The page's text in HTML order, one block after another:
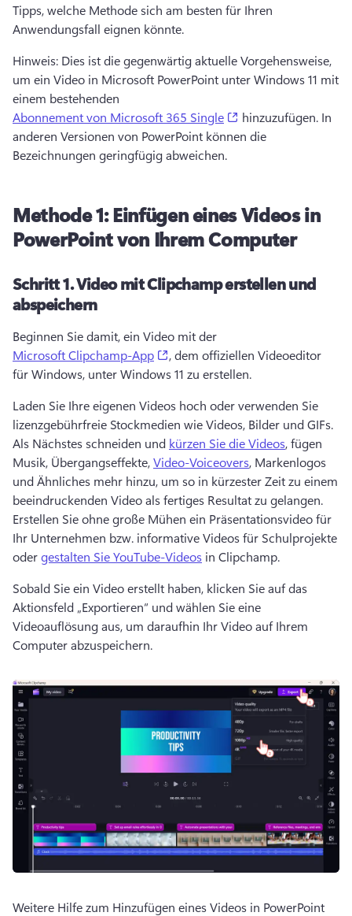
Tipps, welche Methode sich am besten für Ihren
Anwendungsfall eignen könnte.
Hinweis: Dies ist die gegenwärtig aktuelle Vorgehensweise,
um ein Video in Microsoft PowerPoint unter Windows 11 mit
einem bestehenden
Abonnement von Microsoft 365 Single
(opens in a new tab)
hinzuzufügen. In
anderen Versionen von PowerPoint können die
Bezeichnungen geringfügig abweichen.
Methode 1: Einfügen eines Videos in
PowerPoint von Ihrem Computer
Schritt 1.Video mit Clipchamp erstellen und
abspeichern
Beginnen Sie damit, ein Video mit der
Microsoft Clipchamp-App
(opens in a new tab)
, dem offiziellen Videoeditor
für Windows, unter Windows 11 zu erstellen.
Laden Sie Ihre eigenen Videos hoch oder verwenden Sie
Als Nächstes schneiden und kürzen Sie die Videos, fügen
Musik, Übergangseffekte, Video-Voiceovers, Markenlogos
und Ähnliches mehr hinzu, um so in kürzester Zeit zu einem
Erstellen Sie ohne große Mühen ein Präsentationsvideo für
Ihr Unternehmen bzw. informative Videos für Schulprojekte
oder gestalten Sie YouTube-Videos in Clipchamp.
Sobald Sie ein Video erstellt haben, klicken Sie auf das
Aktionsfeld „Exportieren“ und wählen Sie eine
Videoauflösung aus, um daraufhin Ihr Video auf Ihrem
Computer abzuspeichern.
Weitere Hilfe zum Hinzufügen eines Videos in PowerPoint